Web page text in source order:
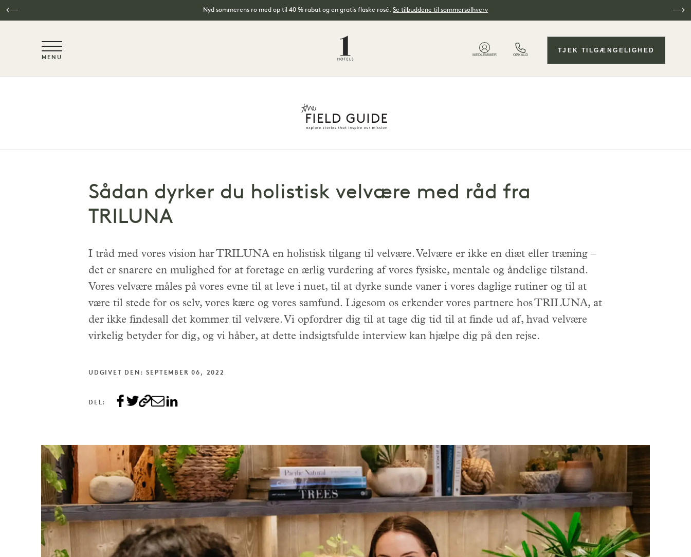
Nyd sommerens ro med op til 40 % rabat og en gratis flaske rosé. Se tilbuddene til sommersolhverv
NaN / 6
MENU MEDLEMMER OPKALD
TJEK TILGÆNGELIGHED
Sådan dyrker du holistisk velvære med råd fra
TRILUNA
I tråd med vores vision har TRILUNA en holistisk tilgang til velvære. Velvære er ikke en diæt eller træning –
det er snarere en mulighed for at foretage en ærlig vurdering af vores fysiske, mentale og åndelige tilstand.
Vores velvære måles på vores evne til at leve i nuet, til at dyrke sunde vaner i vores daglige rutiner og til at
være til stede for os selv, vores kære og vores samfund. Ligesom os erkender vores partnere hos TRILUNA, at
der ikke findesall det kommer til velvære. Vi opfordrer dig til at tage dig tid til at finde ud af, hvad velvære
virkelig betyder for dig, og vi håber, at dette indsigtsfulde interview kan hjælpe dig på den rejse.
UDGIVET DEN: SEPTEMBER 06, 2022
DEL: